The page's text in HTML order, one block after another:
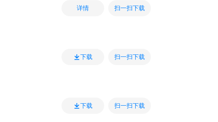
详情 扫一扫下载
下载 扫一扫下载
下载 扫一扫下载